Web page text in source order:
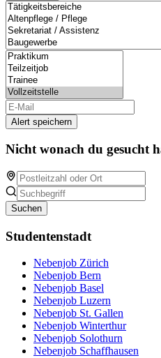
Alert speichern
Nicht wonach du gesucht
Suchen
Studentenstadt
Nebenjob Zürich
Nebenjob Bern
Nebenjob Basel
Nebenjob Luzern
Nebenjob St. Gallen
Nebenjob Winterthur
Nebenjob Solothurn
Nebenjob Schaffhausen